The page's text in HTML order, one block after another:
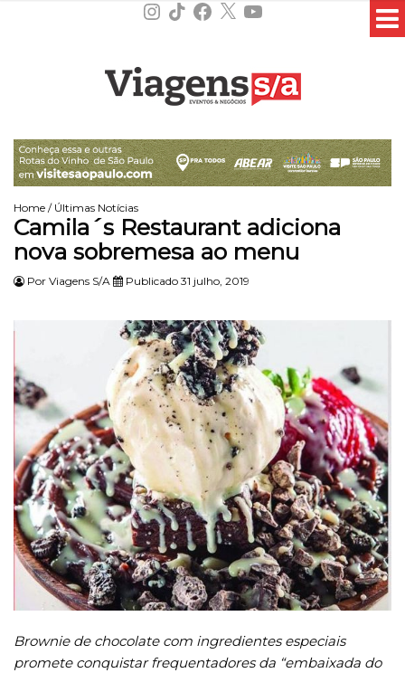
Instagram
TikTokFacebook
X YouTube
Home / Últimas Notícias
Camila´s Restaurant adiciona
nova sobremesa ao menu
Por Viagens S/A Publicado 31 julho, 2019
Brownie de chocolate com ingredientes especiais
promete conquistar frequentadores da “embaixada do